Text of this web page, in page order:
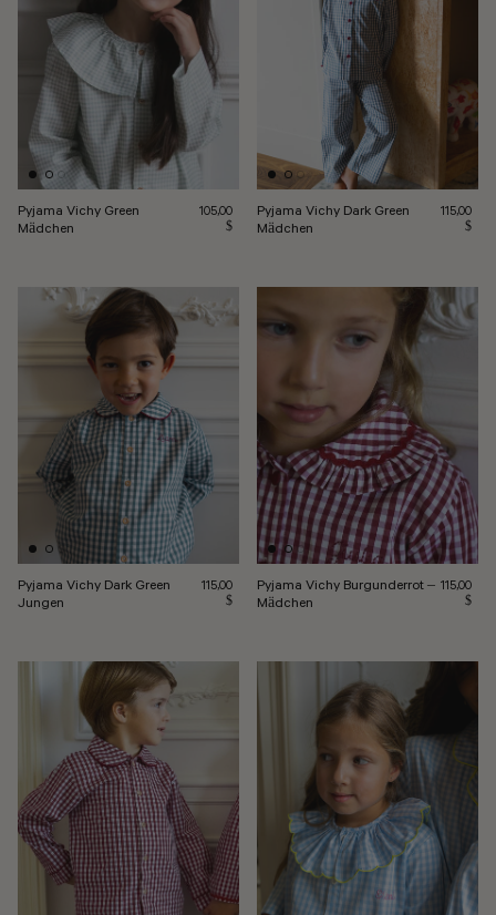
Pyjama Vichy Green
Mädchen
Normalpreis
105,00
$
Pyjama Vichy Dark Green
Mädchen
Regulärer
115,00
$
Pyjama Vichy Dark Green
Jungen
Regulärer Preis
115,00
$
Pyjama Vichy Burgunderrot –
Mädchen
Regulärer
115,00
$